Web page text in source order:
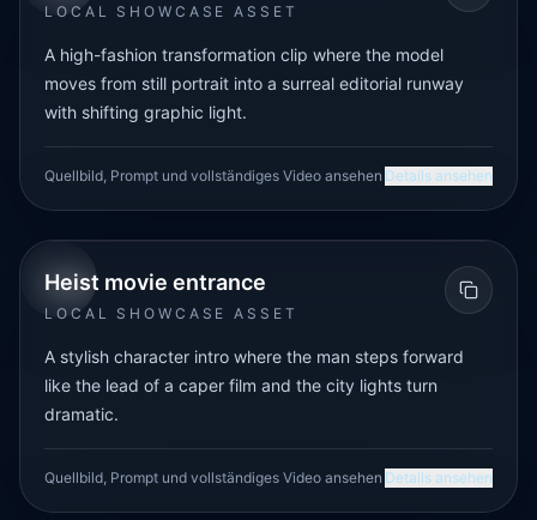
LOCAL SHOWCASE ASSET
A high-fashion transformation clip where the model
moves from still portrait into a surreal editorial runway
with shifting graphic light.
Quellbild, Prompt und vollständiges Video ansehen Details ansehen
URBAN IMAGE-TO-VIDEO
Heist movie entrance
LOCAL SHOWCASE ASSET
A stylish character intro where the man steps forward
like the lead of a caper film and the city lights turn
dramatic.
Quellbild, Prompt und vollständiges Video ansehen Details ansehen